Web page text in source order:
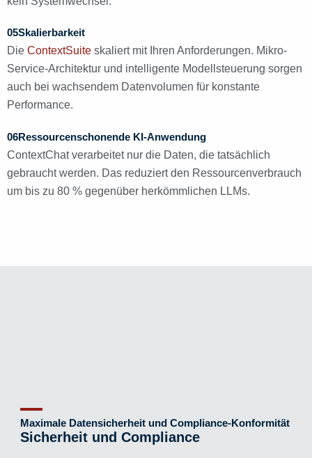
05Skalierbarkeit
Die ContextSuite skaliert mit Ihren Anforderungen. Mikro-
Service-Architektur und intelligente Modellsteuerung sorgen
auch bei wachsendem Datenvolumen für konstante
Performance.
06Ressourcenschonende KI-Anwendung
ContextChat verarbeitet nur die Daten, die tatsächlich
gebraucht werden. Das reduziert den Ressourcenverbrauch
um bis zu 80 % gegenüber herkömmlichen LLMs.
Maximale Datensicherheit und Compliance-Konformität
Sicherheit und Compliance